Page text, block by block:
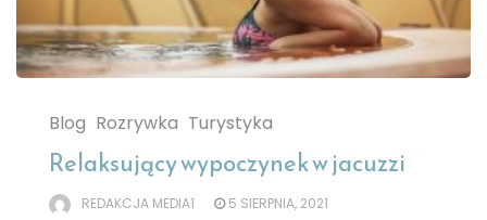
Blog Rozrywka Turystyka
Relaksujący wypoczynek w jacuzzi
REDAKCJA MEDIA1 5 SIERPNIA, 2021